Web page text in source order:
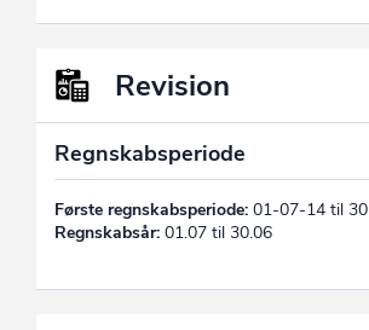
Revision
Regnskabsperiode
Første regnskabsperiode: 01-07-14 til
Regnskabsår: 01.07 til 30.06